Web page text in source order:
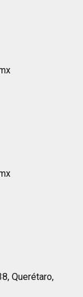
Querétaro,